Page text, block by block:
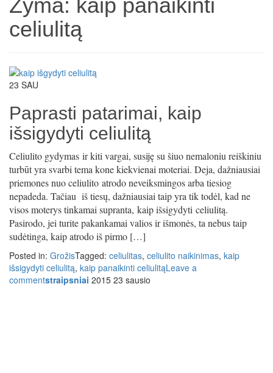
Žyma: kaip panaikinti
celiulitą
23 SAU
Paprasti patarimai, kaip
išsigydyti celiulitą
Celiulito gydymas ir kiti vargai, susiję su šiuo nemaloniu reiškiniu
turbūt yra svarbi tema kone kiekvienai moteriai. Deja, dažniausiai
priemones nuo celiulito atrodo neveiksmingos arba tiesiog
nepadeda. Tačiau iš tiesų, dažniausiai taip yra tik todėl, kad ne
visos moterys tinkamai supranta, kaip išsigydyti celiulitą.
Pasirodo, jei turite pakankamai valios ir išmonės, ta nebus taip
sudėtinga, kaip atrodo iš pirmo […]
Posted in: GrožisTagged: celiulitas, celiulito naikinimas, kaip
išsigydyti celiulitą, kaip panaikinti celiulitąLeave a
commentstraipsniai 2015 23 sausio